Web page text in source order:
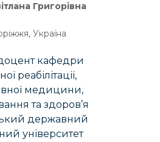
Григорівна
Україна
кафедри
реабілітації,
медицини,
та здоров’я
державний
університет